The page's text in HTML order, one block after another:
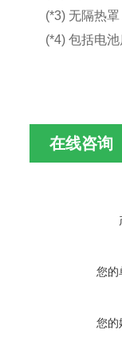
(*3) 无隔热罩
(*4) 包括电
在线咨询
您的
您的